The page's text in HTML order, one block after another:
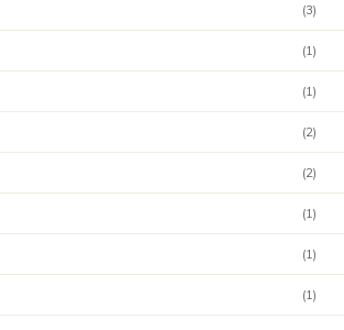
(3)
(1)
(1)
(2)
(2)
(1)
(1)
(1)